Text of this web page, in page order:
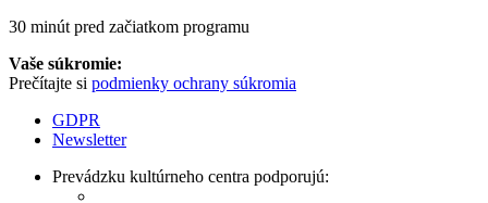
30 minút pred začiatkom programu
Vaše súkromie:
Prečítajte si podmienky ochrany súkromia
GDPR
Newsletter
Prevádzku kultúrneho centra podporujú: